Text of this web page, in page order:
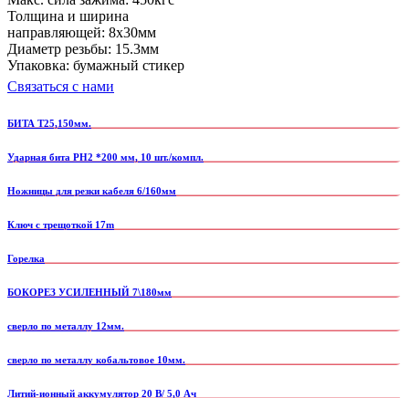
Толщина и ширина
направляющей: 8х30мм
Диаметр резьбы: 15.3мм
Упаковка: бумажный стикер
Связаться с нами
БИТА T25,150мм.
Ударная бита PH2 *200 мм, 10 шт./компл.
Ножницы для резки кабеля 6/160мм
Ключ с трещоткой 17m
Горелка
БОКОРЕЗ УСИЛЕННЫЙ 7\180мм
сверло по металлу 12мм.
сверло по металлу кобальтовое 10мм.
Литий-ионный аккумулятор 20 В/ 5,0 Ач